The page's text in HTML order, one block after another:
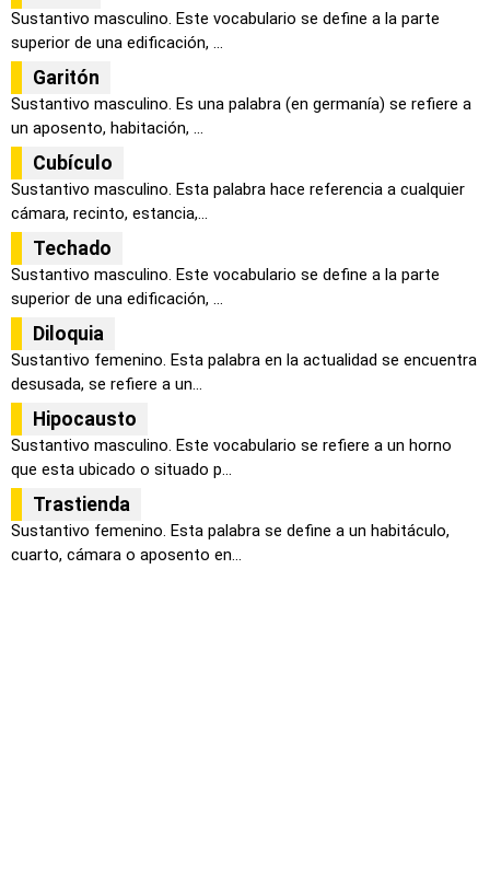
Sustantivo masculino. Este vocabulario se define a la parte
superior de una edificación, ...
Garitón
Sustantivo masculino. Es una palabra (en germanía) se refiere a
un aposento, habitación, ...
Cubículo
Sustantivo masculino. Esta palabra hace referencia a cualquier
cámara, recinto, estancia,...
Techado
Sustantivo masculino. Este vocabulario se define a la parte
superior de una edificación, ...
Diloquia
Sustantivo femenino. Esta palabra en la actualidad se encuentra
desusada, se refiere a un...
Hipocausto
Sustantivo masculino. Este vocabulario se refiere a un horno
que esta ubicado o situado p...
Trastienda
Sustantivo femenino. Esta palabra se define a un habitáculo,
cuarto, cámara o aposento en...